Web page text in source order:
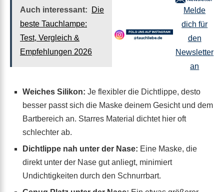
Auch interessant:
Die
beste Tauchlampe:
Test, Vergleich &
Empfehlungen 2026
Melde
dich für
den
Newsletter
an
Weiches Silikon: Je flexibler die Dichtlippe, desto
besser passt sich die Maske deinem Gesicht und dem
Bartbereich an. Starres Material dichtet hier oft
schlechter ab.
Dichtlippe nah unter der Nase: Eine Maske, die
direkt unter der Nase gut anliegt, minimiert
Undichtigkeiten durch den Schnurrbart.